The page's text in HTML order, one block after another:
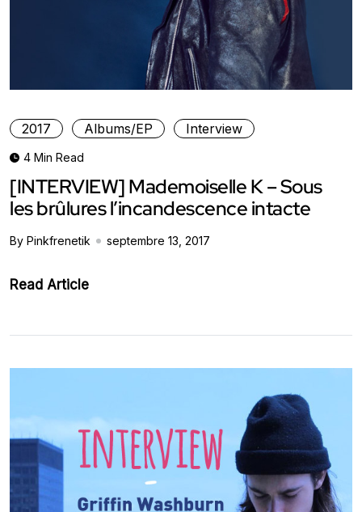
2017 Albums/EP Interview
4 Min Read
[INTERVIEW] Mademoiselle K – Sous
les brûlures l’incandescence intacte
By Pinkfrenetik septembre 13, 2017
Read Article